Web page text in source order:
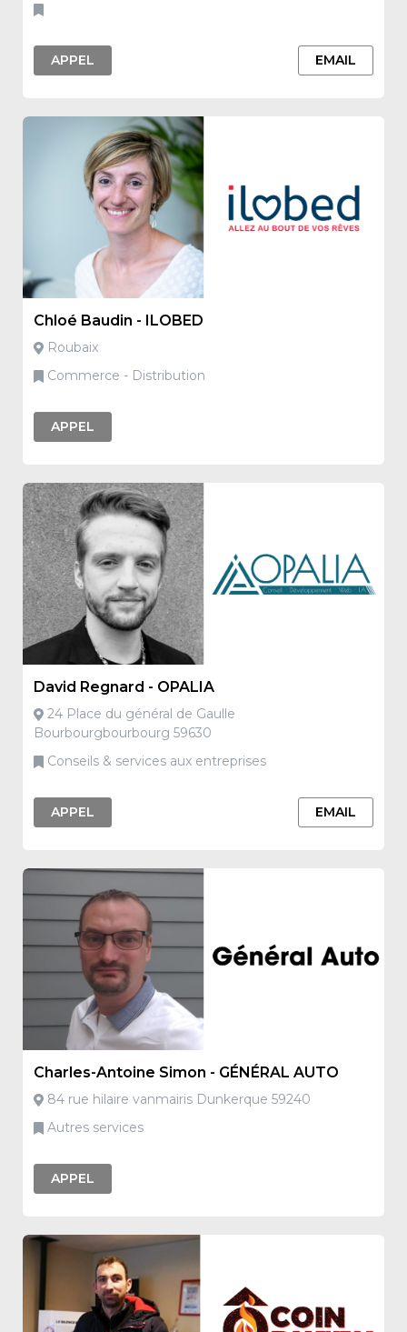
APPEL EMAIL
Chloé Baudin - ILOBED
Roubaix
Commerce - Distribution
APPEL
David Regnard - OPALIA
24 Place du général de Gaulle
Bourbourgbourbourg 59630
Conseils & services aux entreprises
APPEL EMAIL
Charles-Antoine Simon - GÉNÉRAL AUTO
84 rue hilaire vanmairis Dunkerque 59240
Autres services
APPEL